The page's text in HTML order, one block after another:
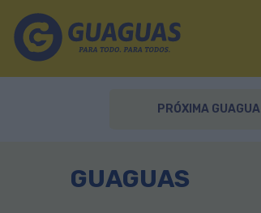
PRÓXIMA GUAGUA
GUAGUAS